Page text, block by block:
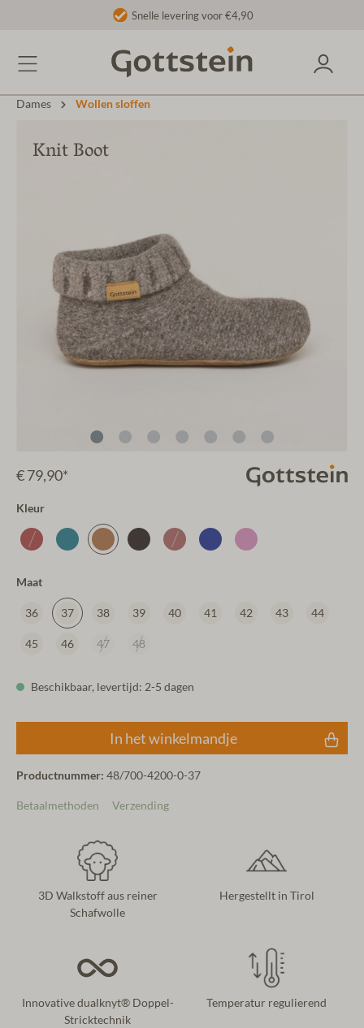
Snelle levering voor €4,90
Dames Wollen sloffen
Knit Boot
€ 79,90*
Kleur
Maat
36 37 38 39 40 41 42 43 44
45 46 47 48
Beschikbaar, levertijd: 2-5 dagen
In het winkelmandje
Productnummer: 48/700-4200-0-37
Betaalmethoden Verzending
3D Walkstoff aus reiner
Schafwolle
Hergestellt in Tirol
Innovative dualknyt® Doppel-
Stricktechnik
Temperatur regulierend